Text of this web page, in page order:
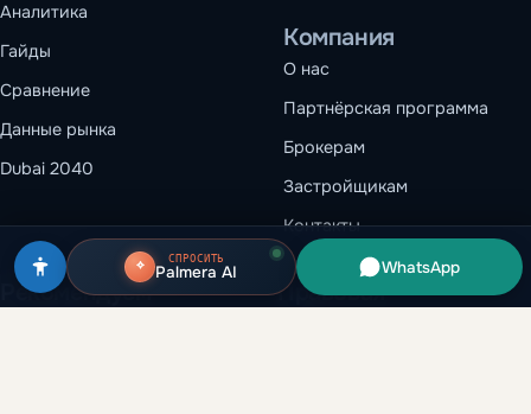
Аналитика
Гайды
Сравнение
Данные рынка
Dubai 2040
Компания
О нас
Партнёрская программа
Брокерам
Застройщикам
Контакты
Рекомендуем
Правовая
информация
СПРОСИТЬ
Palmera AI WhatsApp